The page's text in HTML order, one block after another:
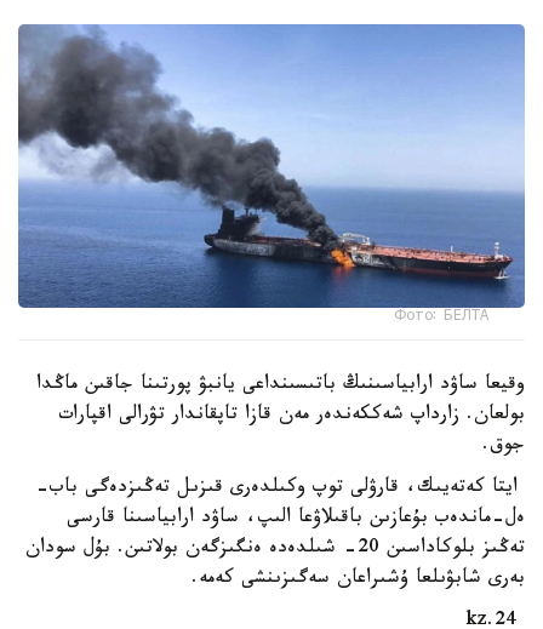
Фото: БЕЛТА
وقيعا ساۋد ارابياسىنىڭ باتىسىنداعى يانبۋ پورتىنا جاقىن ماڭدا
بولعان. زارداپ شەككەندەر مەن قازا تاپقاندار تۋرالى اقپارات
جوق.
ايتا كەتەيىك، قارۋلى توپ وكىلدەرى قىزىل تەڭىزدەگى باب-
ەل-ماندەب بۇعازىن باقىلاۋعا الىپ، ساۋد ارابياسىنا قارسى
تەڭىز بلوكاداسىن 20- شىلدەدە ەنگىزگەن بولاتىن. بۇل سودان
بەرى شابۋىلعا ۇشىراعان سەگىزىنشى كەمە.